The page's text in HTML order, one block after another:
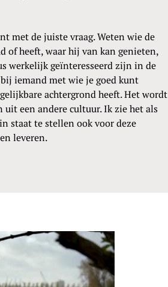
met de juiste vraag. Weten wie de
of heeft, waar hij van kan genieten,
werkelijk geïnteresseerd zijn in de
iemand met wie je goed kunt
achtergrond heeft. Het wordt
een andere cultuur. Ik zie het als
staat te stellen ook voor deze
leveren.